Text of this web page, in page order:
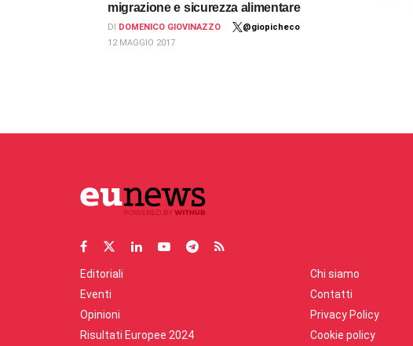
migrazione e sicurezza alimentare
DI DOMENICO GIOVINAZZO
@giopicheco
12 MAGGIO 2017
Editoriali
Eventi
Opinioni
Risultati Europee 2024
Chi siamo
Contatti
Privacy Policy
Cookie policy